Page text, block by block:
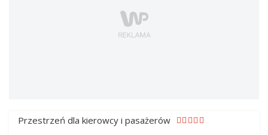
Przestrzeń dla kierowcy i pasażerów